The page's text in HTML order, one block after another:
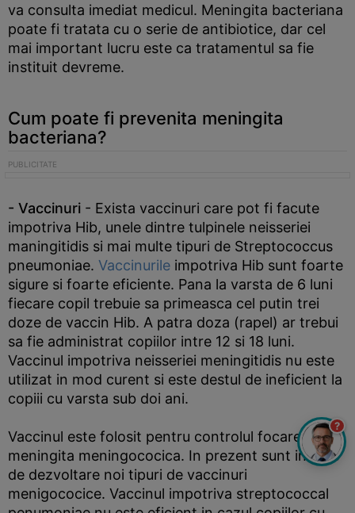
va consulta imediat medicul. Meningita bacteriana
poate fi tratata cu o serie de antibiotice, dar cel
mai important lucru este ca tratamentul sa fie
instituit devreme.
Cum poate fi prevenita meningita
bacteriana?
- Vaccinuri - Exista vaccinuri care pot fi facute
impotriva Hib, unele dintre tulpinele neisseriei
maningitidis si mai multe tipuri de Streptococcus
pneumoniae. Vaccinurile impotriva Hib sunt foarte
sigure si foarte eficiente. Pana la varsta de 6 luni
fiecare copil trebuie sa primeasca cel putin trei
doze de vaccin Hib. A patra doza (rapel) ar trebui
sa fie administrat copiilor intre 12 si 18 luni.
Vaccinul impotriva neisseriei meningitidis nu este
utilizat in mod curent si este destul de ineficient la
copiii cu varsta sub doi ani.
Vaccinul este folosit pentru controlul focarelor de
meningita meningococica. In prezent sunt in curs
de dezvoltare noi tipuri de vaccinuri
menigococice. Vaccinul impotriva streptococcal
?